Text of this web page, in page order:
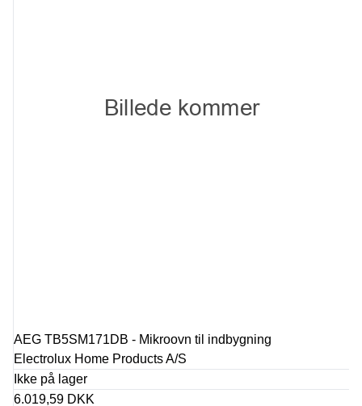
AEG TB5SM171DB - Mikroovn til indbygning
Electrolux Home Products A/S
Ikke på lager
6.019,59 DKK